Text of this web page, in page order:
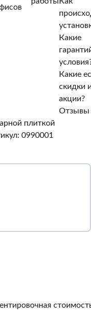
Какие
Какие
скидки
акции?
Отзывы
плиткой
0990001